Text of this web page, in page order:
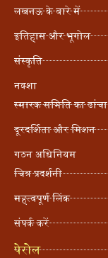
लखनऊ के बारे में
इतिहास और भूगोल
संस्कृति
नक्शा
स्मारक समिति का ढांचा
दूरदर्शिता और मिशन
गठन अधिनियम
चित्र प्रदर्शनी
महत्वपूर्ण लिंक
संपर्क करें
पेरोल